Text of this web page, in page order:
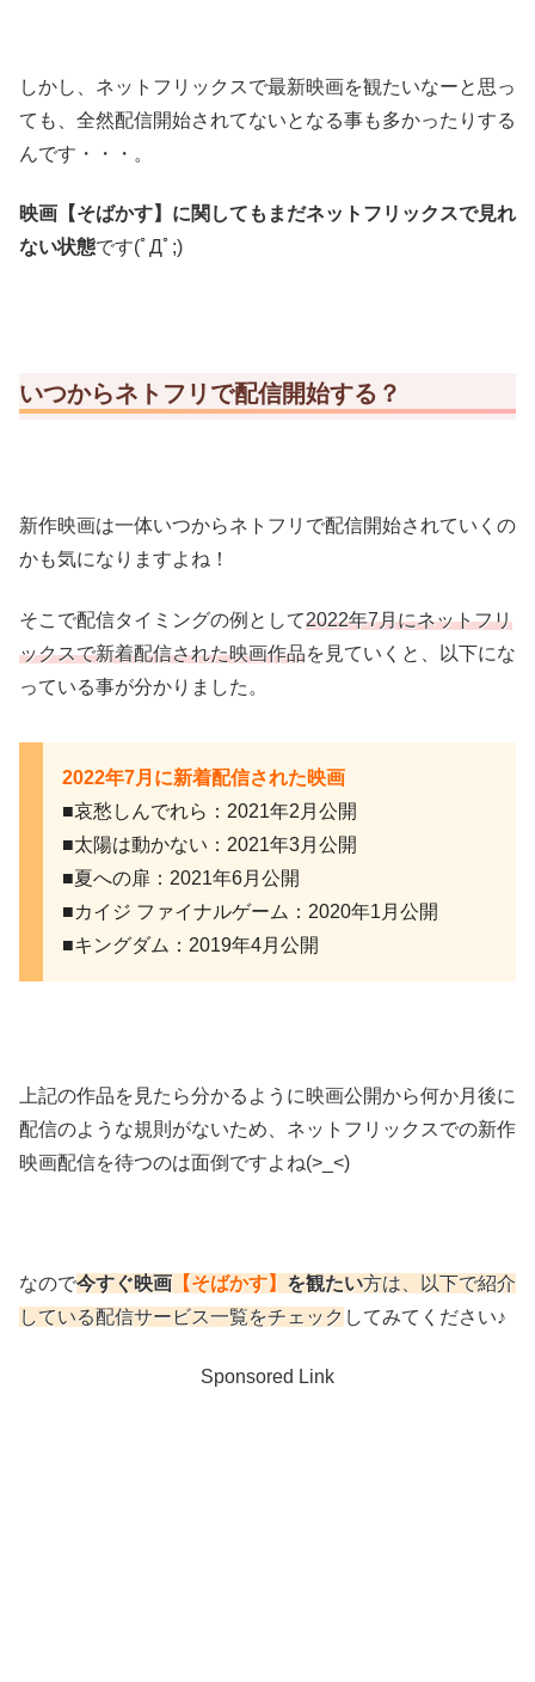
しかし、ネットフリックスで最新映画を観たいなーと思っ
ても、全然配信開始されてないとなる事も多かったりする
んです・・・。
映画【そばかす】に関してもまだネットフリックスで見れ
ない状態です(ﾟДﾟ;)
いつからネトフリで配信開始する？
新作映画は一体いつからネトフリで配信開始されていくの
かも気になりますよね！
そこで配信タイミングの例として2022年7月にネットフリ
ックスで新着配信された映画作品を見ていくと、以下にな
っている事が分かりました。
2022年7月に新着配信された映画
■哀愁しんでれら：2021年2月公開
■太陽は動かない：2021年3月公開
■夏への扉：2021年6月公開
■カイジ ファイナルゲーム：2020年1月公開
■キングダム：2019年4月公開
上記の作品を見たら分かるように映画公開から何か月後に
配信のような規則がないため、ネットフリックスでの新作
映画配信を待つのは面倒ですよね(>_<)
なので今すぐ映画【そばかす】 を観たい方は、以下で紹介
している配信サービス一覧をチェック してみてください♪
Sponsored Link